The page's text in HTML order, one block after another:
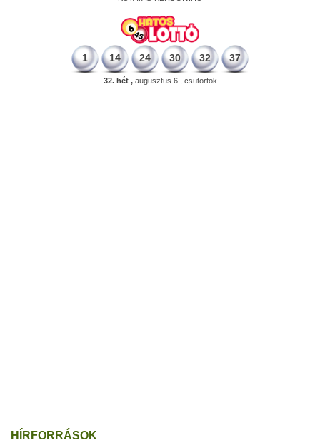
1 14 24 30 32 37
32. hét ,augusztus 6., csütörtök
HÍRFORRÁSOK